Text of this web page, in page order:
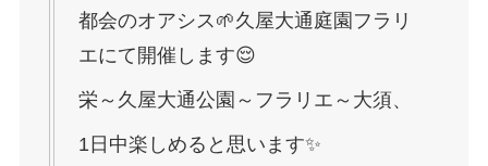
都会のオアシス🌱久屋大通庭園フラリ
エにて開催します😌
栄～久屋大通公園～フラリエ～大須、
1日中楽しめると思います✨